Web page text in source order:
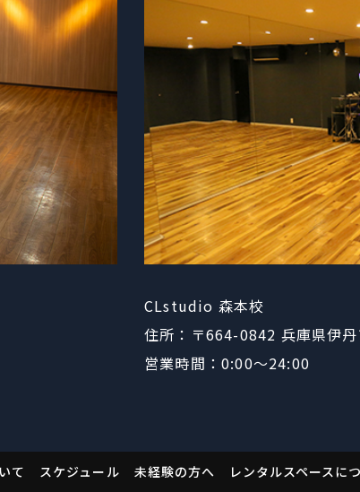
CLstudio 森本校
住所：〒664-0842 兵庫県伊
営業時間：0:00〜24:00
て スケジュール 未経験の方へ レンタルスペースに